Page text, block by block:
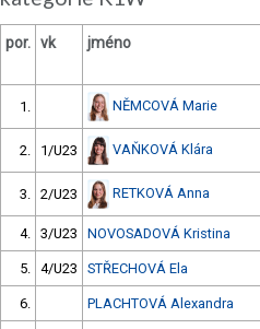
por. vk jméno
1. NĚMCOVÁ Marie
2. 1/U23 VAŇKOVÁ Klára
3. 2/U23 RETKOVÁ Anna
4. 3/U23 NOVOSADOVÁ Kristina
5. 4/U23 STŘECHOVÁ Ela
6. PLACHTOVÁ Alexandra